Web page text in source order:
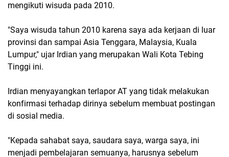
mengikuti wisuda pada 2010.
"Saya wisuda tahun 2010 karena saya ada kerjaan di luar
provinsi dan sampai Asia Tenggara, Malaysia, Kuala
Lumpur," ujar Irdian yang merupakan Wali Kota Tebing
Tinggi ini.
Irdian menyayangkan terlapor AT yang tidak melakukan
konfirmasi terhadap dirinya sebelum membuat postingan
di sosial media.
"Kepada sahabat saya, saudara saya, warga saya, ini
menjadi pembelajaran semuanya, harusnya sebelum